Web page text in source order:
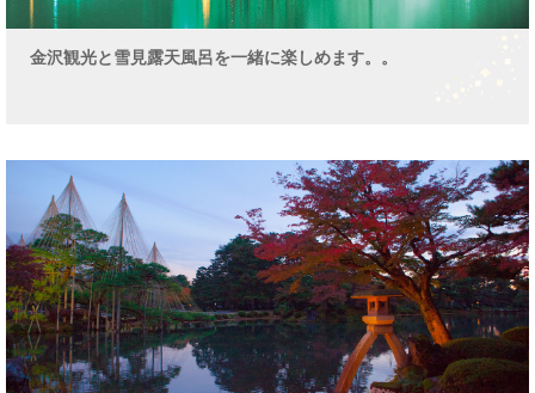
金沢観光と雪見露天風呂を一緒に楽しめます。。